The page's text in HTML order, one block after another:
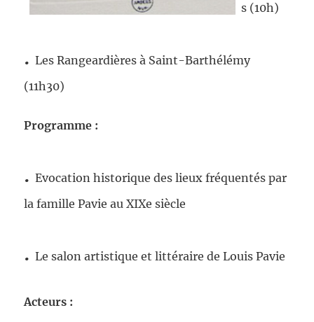
s (10h)
.Les Rangeardières à Saint-Barthélémy
(11h30)
Programme :
.Evocation historique des lieux fréquentés par
la famille Pavie au XIXe siècle
.Le salon artistique et littéraire de Louis Pavie
Acteurs :